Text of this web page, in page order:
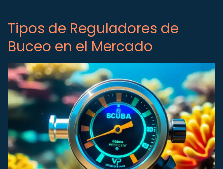
Tipos de Reguladores de
Buceo en el Mercado